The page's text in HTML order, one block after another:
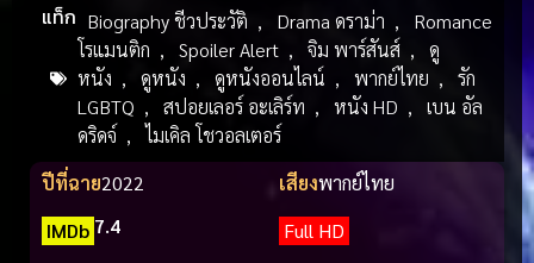
แท็ก Biography ชีวประวัติ , Drama ดราม่า ,
Romance
โรแมนติก , Spoiler Alert , จิม พาร์สันส์ ,
ดู
หนัง , ดูหนัง , ดูหนังออนไลน์ , พากย์ไทย ,
รัก
LGBTQ , สปอยเลอร์ อะเลิร์ท , หนัง HD ,
เบน อัล
ดริดจ์ ,
ไมเคิล โชวอลเตอร์
ปีที่ฉาย2022 เสียงพากย์ไทย
IMDb 7.4
Full HD